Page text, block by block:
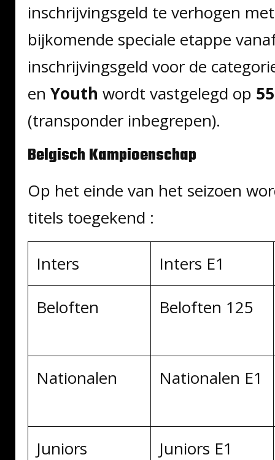
inschrijvingsgeld te verhogen
bijkomende speciale etappe
inschrijvingsgeld voor de
en Youth wordt vastgelegd op
(transponder inbegrepen).
Belgisch Kampioenschap
Op het einde van het seizoen
titels toegekend :
Inters
Inters E1
Beloften
Beloften 125
Nationalen Nationalen E1
Juniors Juniors E1